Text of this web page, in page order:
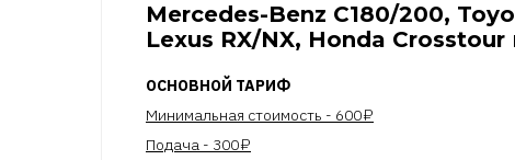
Mercedes-Benz C180/200,
Lexus RX/NX, Honda Crosstour
ОСНОВНОЙ ТАРИФ
Минимальная стоимость - 600 ₽
Подача - 300 ₽